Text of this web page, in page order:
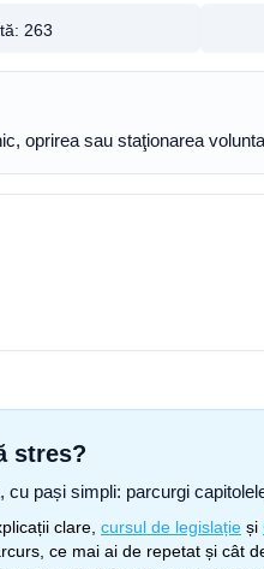
263
oprirea sau staţionarea
stres?
cu pași simpli: parcurgi
clare, cursul de legislație și
ce mai ai de repetat și cât